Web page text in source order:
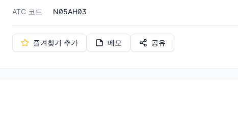
ATC 코드
N05AH03
즐겨찾기 추가 메모 공유